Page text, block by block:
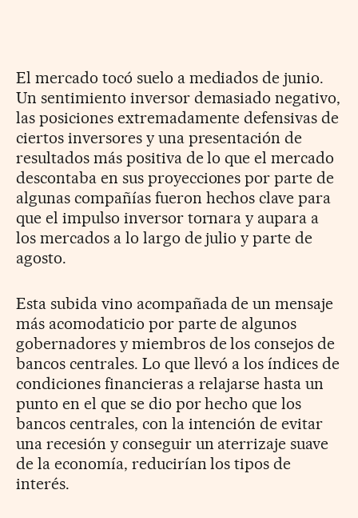
El mercado tocó suelo a mediados de junio.
Un sentimiento inversor demasiado negativo,
las posiciones extremadamente defensivas de
ciertos inversores y una presentación de
resultados más positiva de lo que el mercado
descontaba en sus proyecciones por parte de
algunas compañías fueron hechos clave para
que el impulso inversor tornara y aupara a
los mercados a lo largo de julio y parte de
agosto.
Esta subida vino acompañada de un mensaje
más acomodaticio por parte de algunos
gobernadores y miembros de los consejos de
bancos centrales. Lo que llevó a los índices de
condiciones financieras a relajarse hasta un
punto en el que se dio por hecho que los
bancos centrales, con la intención de evitar
una recesión y conseguir un aterrizaje suave
de la economía, reducirían los tipos de
interés.